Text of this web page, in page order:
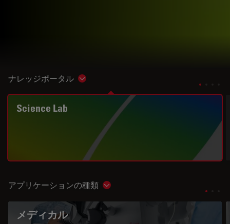
ナレッジポータル Show subnavigation
Science Lab
アプリケーションの種類 Show subnavigation
メディカル